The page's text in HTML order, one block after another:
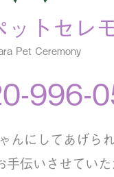
ットセレ
Pet Ceremony
996-
んにしてあげら
伝いさせていた